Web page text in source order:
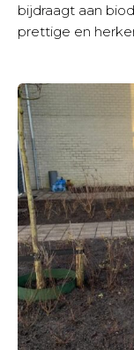
bijdraagt aan
prettige en